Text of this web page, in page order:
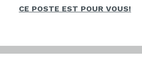
CE POSTE EST POUR VOUS!